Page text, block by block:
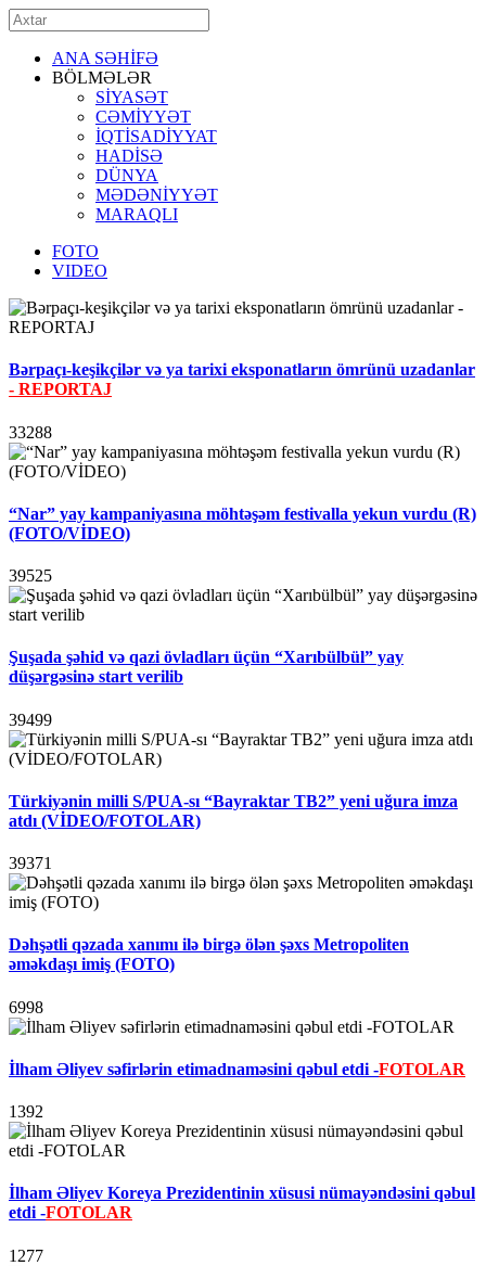
ANA SƏHİFƏ
BÖLMƏLƏR
SİYASƏT
CƏMİYYƏT
İQTİSADİYYAT
HADİSƏ
DÜNYA
MƏDƏNİYYƏT
MARAQLI
FOTO
VIDEO
Bərpaçı-keşikçilər və ya tarixi eksponatların ömrünü uzadanlar
- REPORTAJ
33288
“Nar” yay kampaniyasına möhtəşəm festivalla yekun vurdu (R)
(FOTO/VİDEO)
39525
Şuşada şəhid və qazi övladları üçün “Xarıbülbül” yay
düşərgəsinə start verilib
39499
Türkiyənin milli S/PUA-sı “Bayraktar TB2” yeni uğura imza
atdı (VİDEO/FOTOLAR)
39371
Dəhşətli qəzada xanımı ilə birgə ölən şəxs Metropoliten
əməkdaşı imiş (FOTO)
6998
İlham Əliyev səfirlərin etimadnaməsini qəbul etdi -FOTOLAR
1392
İlham Əliyev Koreya Prezidentinin xüsusi nümayəndəsini qəbul
etdi -FOTOLAR
1277